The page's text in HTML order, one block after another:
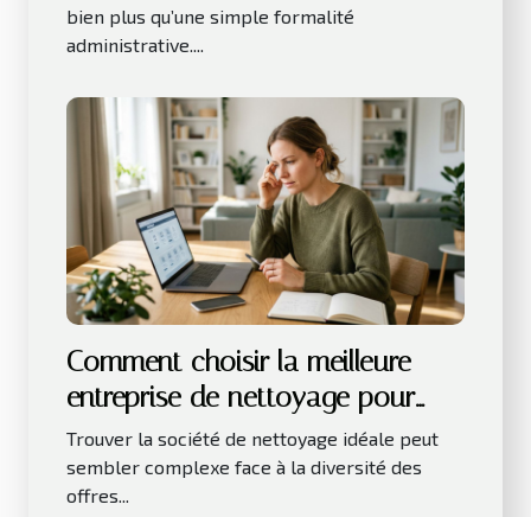
bien plus qu’une simple formalité
administrative....
Comment choisir la meilleure
entreprise de nettoyage pour
vos besoins ?
Trouver la société de nettoyage idéale peut
sembler complexe face à la diversité des
offres...